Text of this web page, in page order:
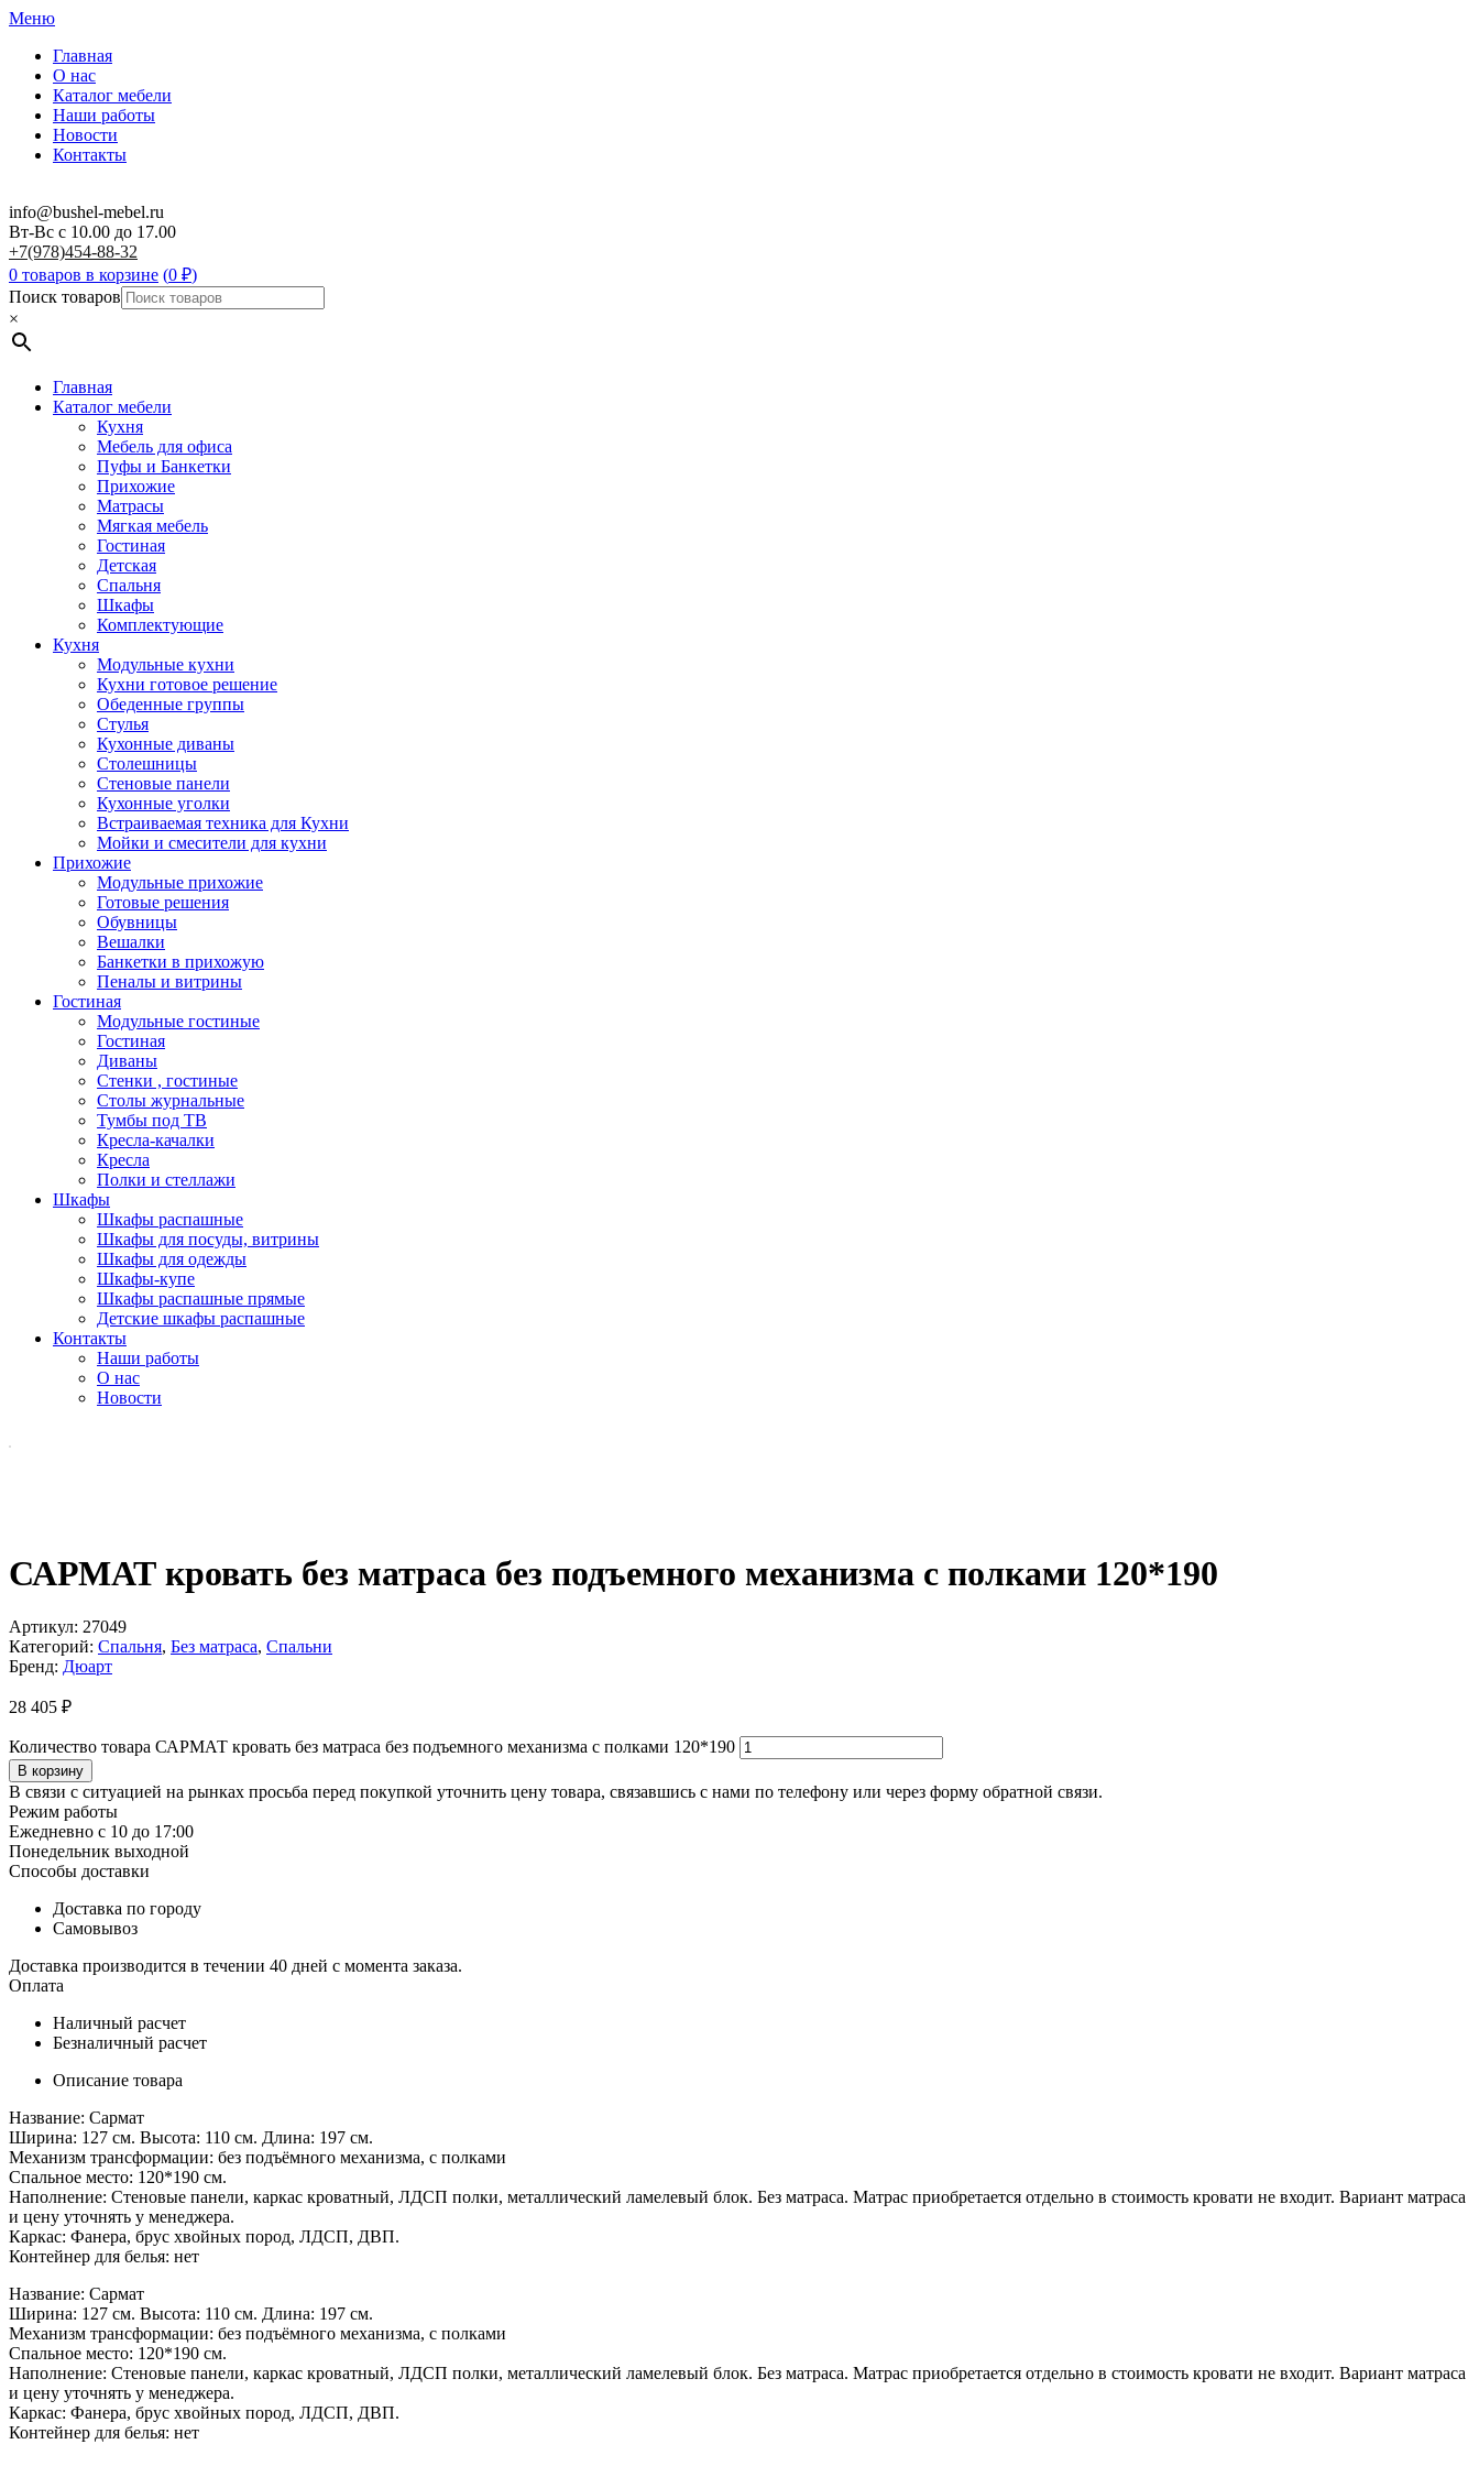
Меню
Главная
О нас
Каталог мебели
Наши работы
Новости
Контакты
info@bushel-mebel.ru
Вт-Вс c 10.00 до 17.00
+7(978)454-88-32
0 товаров в корзине (0 ₽)
Поиск товаров
×
Главная
Каталог мебели
Кухня
Мебель для офиса
Пуфы и Банкетки
Прихожие
Матрасы
Мягкая мебель
Гостиная
Детская
Спальня
Шкафы
Комплектующие
Кухня
Модульные кухни
Кухни готовое решение
Обеденные группы
Стулья
Кухонные диваны
Столешницы
Стеновые панели
Кухонные уголки
Встраиваемая техника для Кухни
Мойки и смесители для кухни
Прихожие
Модульные прихожие
Готовые решения
Обувницы
Вешалки
Банкетки в прихожую
Пеналы и витрины
Гостиная
Модульные гостиные
Гостиная
Диваны
Стенки , гостиные
Столы журнальные
Тумбы под ТВ
Кресла-качалки
Кресла
Полки и стеллажи
Шкафы
Шкафы распашные
Шкафы для посуды, витрины
Шкафы для одежды
Шкафы-купе
Шкафы распашные прямые
Детские шкафы распашные
Контакты
Наши работы
О нас
Новости
САРМАТ кровать без матраса без подъемного механизма с полками 120*190
Артикул: 27049
Категорий: Спальня, Без матраса, Спальни
Бренд: Дюарт
28 405 ₽
Количество товара САРМАТ кровать без матраса без подъемного механизма с полками 120*190
В корзину
В связи с ситуацией на рынках просьба перед покупкой уточнить цену товара, связавшись с нами по телефону или через форму обратной связи.
Режим работы
Ежедневно с 10 до 17:00
Понедельник выходной
Способы доставки
Доставка по городу
Самовывоз
Доставка производится в течении 40 дней с момента заказа.
Оплата
Наличный расчет
Безналичный расчет
Описание товара
Название: Сармат
Ширина: 127 см. Высота: 110 см. Длина: 197 см.
Механизм трансформации: без подъёмного механизма, с полками
Спальное место: 120*190 см.
Наполнение: Стеновые панели, каркас кроватный, ЛДСП полки, металлический ламелевый блок. Без матраса. Матрас приобретается отдельно в стоимость кровати не входит. Вариант матраса
и цену уточнять у менеджера.
Каркас: Фанера, брус хвойных пород, ЛДСП, ДВП.
Контейнер для белья: нет
Название: Сармат
Ширина: 127 см. Высота: 110 см. Длина: 197 см.
Механизм трансформации: без подъёмного механизма, с полками
Спальное место: 120*190 см.
Наполнение: Стеновые панели, каркас кроватный, ЛДСП полки, металлический ламелевый блок. Без матраса. Матрас приобретается отдельно в стоимость кровати не входит. Вариант матраса
и цену уточнять у менеджера.
Каркас: Фанера, брус хвойных пород, ЛДСП, ДВП.
Контейнер для белья: нет